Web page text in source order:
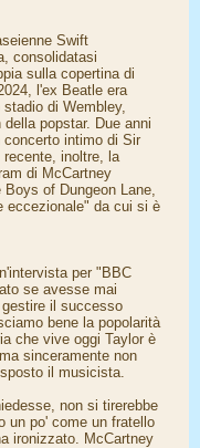
Swift
consolidatasi
sulla copertina di
l'ex Beatle era
di Wembley,
popstar. Due anni
intimo di Sir
recente, inoltre, la
di McCartney
of Dungeon Lane,
eccezionale" da cui si è
per "BBC
se avesse mai
il successo
bene la popolarità
che vive oggi Taylor è
sinceramente non
il musicista.
non si tirerebbe
un po' come un fratello
ironizzato. McCartney